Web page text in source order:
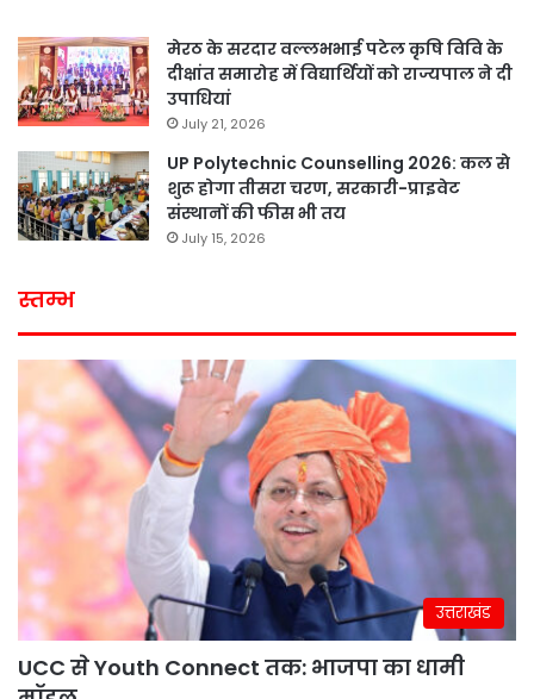
मेरठ के सरदार वल्लभभाई पटेल कृषि विवि के
दीक्षांत समारोह में विद्यार्थियों को राज्यपाल ने दी
उपाधियां
July 21, 2026
UP Polytechnic Counselling 2026: कल से
शुरू होगा तीसरा चरण, सरकारी-प्राइवेट
संस्थानों की फीस भी तय
July 15, 2026
स्तम्भ
उत्तराखंड
UCC से Youth Connect तक: भाजपा का धामी